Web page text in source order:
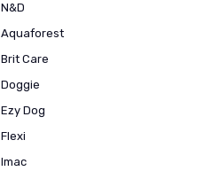
N&D
Aquaforest
Brit Care
Doggie
Ezy Dog
Flexi
Imac